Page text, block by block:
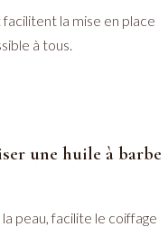
la mise en place
à tous.
une huile à barbe
peau, facilite le coiffage